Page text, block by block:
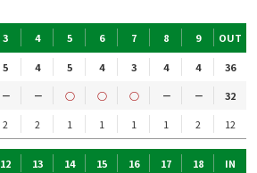
3 4 5 6 7 8 9 OUT
5 4 5 4 3 4 4
36
－ － ○ ○ ○ － －
32
2 2 1 1 1 1 2 12
12 13 14 15 16 17 18 IN